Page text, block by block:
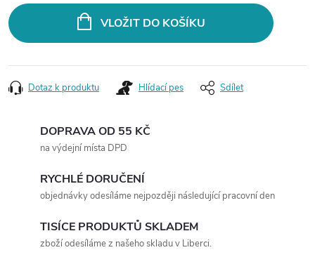
VLOŽIT DO KOŠÍKU
Dotaz k produktu Hlídací pes Sdílet
DOPRAVA OD 55 KČ
na výdejní místa DPD
RYCHLÉ DORUČENÍ
objednávky odesíláme nejpozději následující pracovní den
TISÍCE PRODUKTŮ SKLADEM
zboží odesíláme z našeho skladu v Liberci.